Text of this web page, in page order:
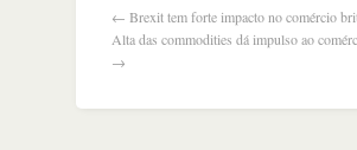
← Brexit tem forte impacto no comércio
Alta das commodities dá impulso ao
→